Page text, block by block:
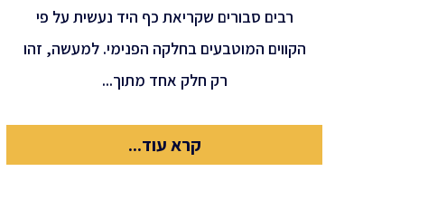
רבים סבורים שקריאת כף היד נעשית על פי
הקווים המוטבעים בחלקה הפנימי. למעשה, זהו
רק חלק אחד מתוך...
קרא עוד...